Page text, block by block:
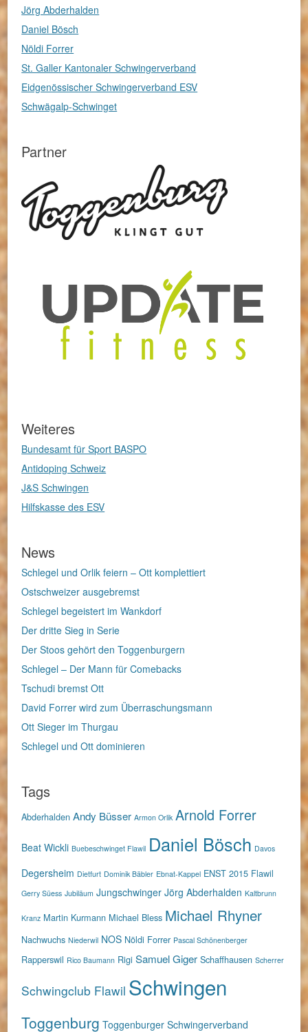
Jörg Abderhalden
Daniel Bösch
Nöldi Forrer
St. Galler Kantonaler Schwingerverband
Eidgenössischer Schwingerverband ESV
Schwägalp-Schwinget
Partner
Weiteres
Bundesamt für Sport BASPO
Antidoping Schweiz
J&S Schwingen
Hilfskasse des ESV
News
Schlegel und Orlik feiern – Ott komplettiert
Ostschweizer ausgebremst
Schlegel begeistert im Wankdorf
Der dritte Sieg in Serie
Der Stoos gehört den Toggenburgern
Schlegel – Der Mann für Comebacks
Tschudi bremst Ott
David Forrer wird zum Überraschungsmann
Ott Sieger im Thurgau
Schlegel und Ott dominieren
Tags
Abderhalden Andy Büsser Armon Orlik Arnold Forrer
Beat Wickli Buebeschwinget Flawil Daniel Bösch Davos
Degersheim Dietfurt Dominik Bäbler Ebnat-Kappel ENST 2015 Flawil
Gerry Süess Jubiläum Jungschwinger Jörg Abderhalden Kaltbrunn
Kranz Martin Kurmann Michael Bless Michael Rhyner
Nachwuchs Niederwil NOS Nöldi Forrer Pascal Schönenberger
Rapperswil Rico Baumann Rigi Samuel Giger Schaffhausen Scherrer
Schwingclub Flawil Schwingen
Toggenburg Toggenburger Schwingerverband